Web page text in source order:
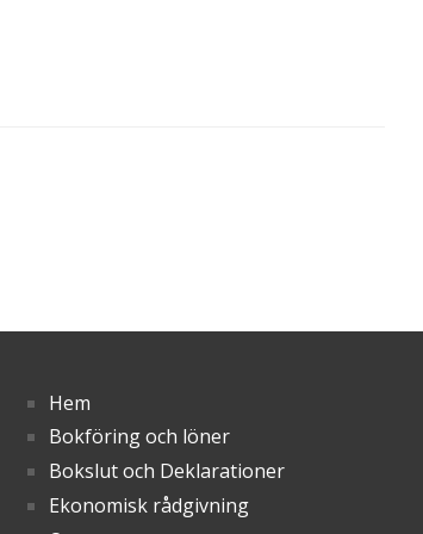
Hem
Bokföring och löner
Bokslut och Deklarationer
Ekonomisk rådgivning